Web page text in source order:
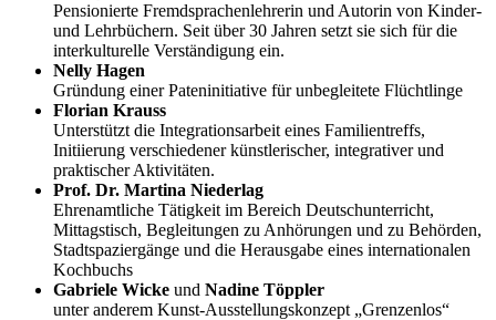
Pensionierte Fremdsprachenlehrerin und Autorin von Kinder-
und Lehrbüchern. Seit über 30 Jahren setzt sie sich für die
interkulturelle Verständigung ein.
Nelly Hagen
Gründung einer Pateninitiative für unbegleitete Flüchtlinge
Florian Krauss
Unterstützt die Integrationsarbeit eines Familientreffs,
Initiierung verschiedener künstlerischer, integrativer und
praktischer Aktivitäten.
Prof. Dr. Martina Niederlag
Ehrenamtliche Tätigkeit im Bereich Deutschunterricht,
Mittagstisch, Begleitungen zu Anhörungen und zu Behörden,
Stadtspaziergänge und die Herausgabe eines internationalen
Kochbuchs
Gabriele Wicke und Nadine Töppler
unter anderem Kunst-Ausstellungskonzept „Grenzenlos“